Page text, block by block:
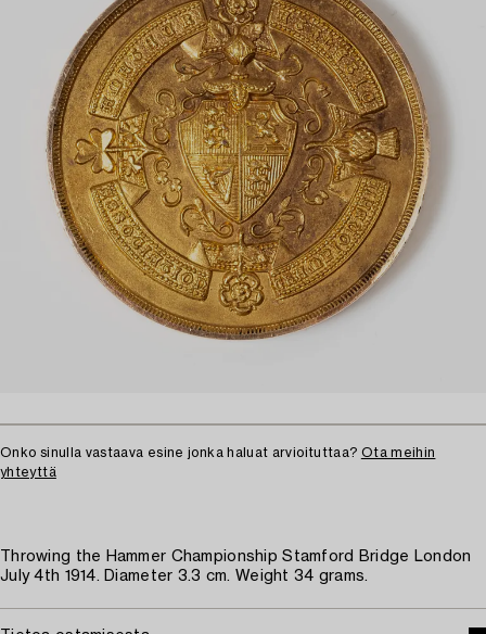
Onko sinulla vastaava esine jonka haluat arvioituttaa? Ota meihin
yhteyttä
Throwing the Hammer Championship Stamford Bridge London
July 4th 1914. Diameter 3.3 cm. Weight 34 grams.